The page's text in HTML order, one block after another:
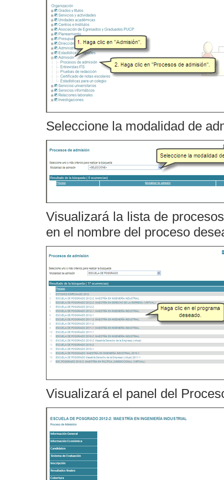
Seleccione la modalidad de
Visualizará la lista de
en el nombre del proceso
Visualizará el panel del